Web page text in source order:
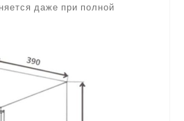
даже при полной